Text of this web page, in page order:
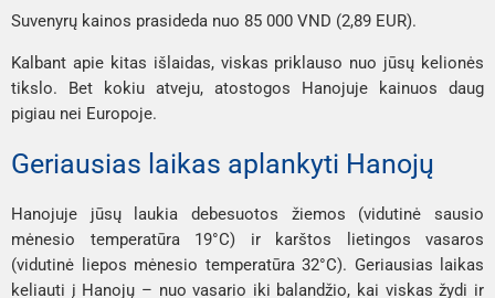
Suvenyrų kainos prasideda nuo 85 000 VND (2,89 EUR).
Kalbant apie kitas išlaidas, viskas priklauso nuo jūsų kelionės
tikslo. Bet kokiu atveju, atostogos Hanojuje kainuos daug
pigiau nei Europoje.
Geriausias laikas aplankyti Hanojų
Hanojuje jūsų laukia debesuotos žiemos (vidutinė sausio
mėnesio temperatūra 19°C) ir karštos lietingos vasaros
(vidutinė liepos mėnesio temperatūra 32°C). Geriausias laikas
keliauti į Hanojų – nuo ​​vasario iki balandžio, kai viskas žydi ir